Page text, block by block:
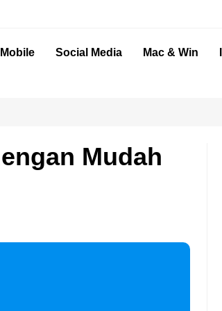
Mobile Social Media Mac & Win
Mudah